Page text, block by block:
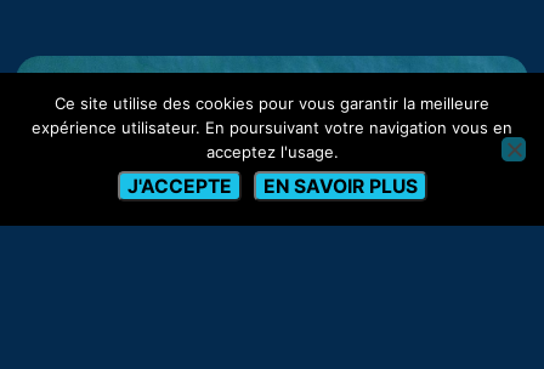
PRÊT-EÀ NAVIGUER
?
Oui ! Comment m’inscrire ?
Ce site utilise des cookies pour vous garantir la meilleure
expérience utilisateur. En poursuivant votre navigation vous en
acceptez l'usage.
J'ACCEPTE EN SAVOIR PLUS